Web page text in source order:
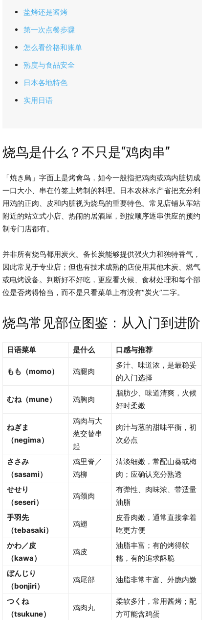
盐烤还是酱烤
第一次点餐步骤
怎么看价格和账单
熟度与食品安全
日本各地特色
实用日语
烧鸟是什么？不只是“鸡肉串”
「焼き鳥」字面上是烤禽鸟，如今一般指把鸡肉或鸡内脏切成
一口大小、串在竹签上烤制的料理。日本农林水产省把充分利
用鸡的正肉、皮和内脏视为烧鸟的重要特色。常见店铺从车站
附近的站立式小店、热闹的居酒屋，到按顺序逐串供应的预约
制专门店都有。
并非所有烧鸟都用炭火。备长炭能够提供强火力和独特香气，
因此常见于专业店；但也有技术成熟的店使用其他木炭、燃气
或电烤设备。判断好不好吃，更应看火候、食材处理和每个部
位是否烤得恰当，而不是只看菜单上有没有“炭火”二字。
烧鸟常见部位图鉴：从入门到进阶
日语菜单 是什么 口感与推荐
もも（momo） 鸡腿肉
多汁、味道浓，是最稳妥
的入门选择
むね（mune） 鸡胸肉
脂肪少、味道清爽，火候
好时柔嫩
ねぎま
（negima）
鸡肉与大
葱交替串
起
肉汁与葱的甜味平衡，初
次必点
ささみ
（sasami）
鸡里脊／
鸡柳
清淡细嫩，常配山葵或梅
肉；应确认充分熟透
せせり
（seseri）
鸡颈肉
有弹性、肉味浓、带适量
油脂
手羽先
（tebasaki）
鸡翅
皮香肉嫩，通常直接拿着
吃更方便
かわ／皮
（kawa）
鸡皮
油脂丰富；有的烤得软
糯，有的追求酥脆
ぼんじり
（bonjiri）
鸡尾部 油脂非常丰富、外脆内嫩
つくね
（tsukune）
鸡肉丸
柔软多汁，常用酱烤；配
方可能含鸡蛋